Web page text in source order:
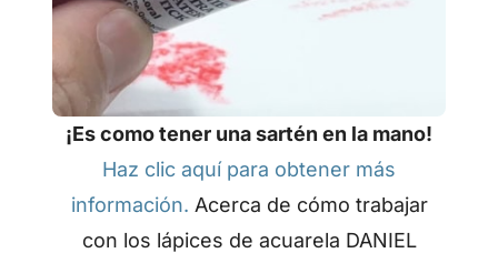
¡Es como tener una sartén en la mano!
Haz clic aquí para obtener más
información. Acerca de cómo trabajar
con los lápices de acuarela DANIEL